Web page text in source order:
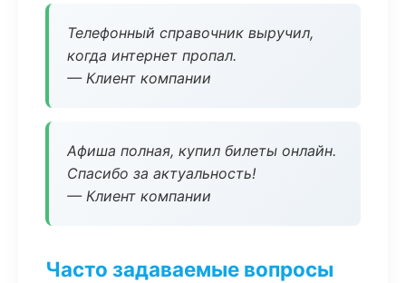
Телефонный справочник выручил,
когда интернет пропал.
— Клиент компании
Афиша полная, купил билеты онлайн.
Спасибо за актуальность!
— Клиент компании
Часто задаваемые вопросы